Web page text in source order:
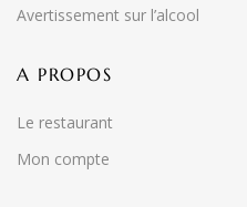
Avertissement sur l’alcool
A PROPOS
Le restaurant
Mon compte